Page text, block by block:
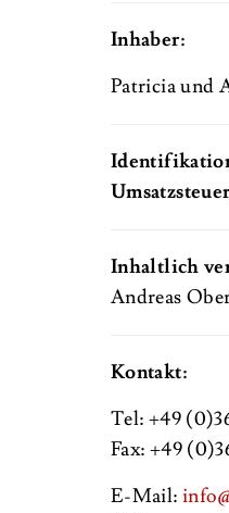
Inhaber:
Patricia und
Inhaltlich
Andreas
Kontakt:
Tel: +49
Fax: +49
E-Mail: